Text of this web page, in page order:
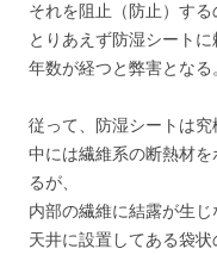
それを阻止（防止）する
とりあえず防湿シートに
年数が経つと弊害となる
従って、防湿シートは究
中には繊維系の断熱材
るが、
内部の繊維に結露が生
天井に設置してある袋